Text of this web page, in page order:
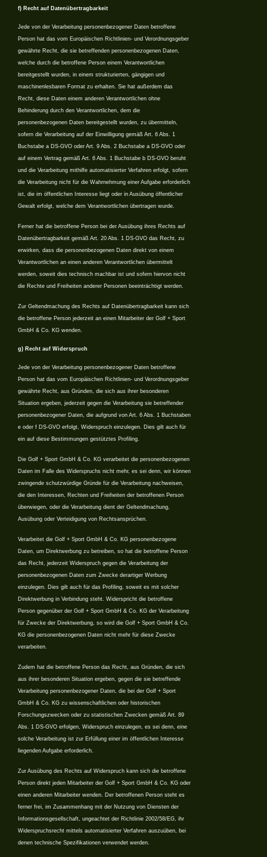
f) Recht auf Datenübertragbarkeit
Jede von der Verarbeitung personenbezogener Daten betroffene
Person hat das vom Europäischen Richtlinien- und Verordnungsgeber
gewährte Recht, die sie betreffenden personenbezogenen Daten,
welche durch die betroffene Person einem Verantwortlichen
bereitgestellt wurden, in einem strukturierten, gängigen und
maschinenlesbaren Format zu erhalten. Sie hat außerdem das
Recht, diese Daten einem anderen Verantwortlichen ohne
Behinderung durch den Verantwortlichen, dem die
personenbezogenen Daten bereitgestellt wurden, zu übermitteln,
sofern die Verarbeitung auf der Einwilligung gemäß Art. 6 Abs. 1
Buchstabe a DS-GVO oder Art. 9 Abs. 2 Buchstabe a DS-GVO oder
auf einem Vertrag gemäß Art. 6 Abs. 1 Buchstabe b DS-GVO beruht
und die Verarbeitung mithilfe automatisierter Verfahren erfolgt, sofern
die Verarbeitung nicht für die Wahrnehmung einer Aufgabe erforderlich
ist, die im öffentlichen Interesse liegt oder in Ausübung öffentlicher
Gewalt erfolgt, welche dem Verantwortlichen übertragen wurde.
Ferner hat die betroffene Person bei der Ausübung ihres Rechts auf
Datenübertragbarkeit gemäß Art. 20 Abs. 1 DS-GVO das Recht, zu
erwirken, dass die personenbezogenen Daten direkt von einem
Verantwortlichen an einen anderen Verantwortlichen übermittelt
werden, soweit dies technisch machbar ist und sofern hiervon nicht
die Rechte und Freiheiten anderer Personen beeinträchtigt werden.
Zur Geltendmachung des Rechts auf Datenübertragbarkeit kann sich
die betroffene Person jederzeit an einen Mitarbeiter der Golf + Sport
GmbH & Co. KG wenden.
g) Recht auf Widerspruch
Jede von der Verarbeitung personenbezogener Daten betroffene
Person hat das vom Europäischen Richtlinien- und Verordnungsgeber
gewährte Recht, aus Gründen, die sich aus ihrer besonderen
Situation ergeben, jederzeit gegen die Verarbeitung sie betreffender
personenbezogener Daten, die aufgrund von Art. 6 Abs. 1 Buchstaben
e oder f DS-GVO erfolgt, Widerspruch einzulegen. Dies gilt auch für
ein auf diese Bestimmungen gestütztes Profiling.
Die Golf + Sport GmbH & Co. KG verarbeitet die personenbezogenen
Daten im Falle des Widerspruchs nicht mehr, es sei denn, wir können
zwingende schutzwürdige Gründe für die Verarbeitung nachweisen,
die den Interessen, Rechten und Freiheiten der betroffenen Person
überwiegen, oder die Verarbeitung dient der Geltendmachung,
Ausübung oder Verteidigung von Rechtsansprüchen.
Verarbeitet die Golf + Sport GmbH & Co. KG personenbezogene
Daten, um Direktwerbung zu betreiben, so hat die betroffene Person
das Recht, jederzeit Widerspruch gegen die Verarbeitung der
personenbezogenen Daten zum Zwecke derartiger Werbung
einzulegen. Dies gilt auch für das Profiling, soweit es mit solcher
Direktwerbung in Verbindung steht. Widerspricht die betroffene
Person gegenüber der Golf + Sport GmbH & Co. KG der Verarbeitung
für Zwecke der Direktwerbung, so wird die Golf + Sport GmbH & Co.
KG die personenbezogenen Daten nicht mehr für diese Zwecke
verarbeiten.
Zudem hat die betroffene Person das Recht, aus Gründen, die sich
aus ihrer besonderen Situation ergeben, gegen die sie betreffende
Verarbeitung personenbezogener Daten, die bei der Golf + Sport
GmbH & Co. KG zu wissenschaftlichen oder historischen
Forschungszwecken oder zu statistischen Zwecken gemäß Art. 89
Abs. 1 DS-GVO erfolgen, Widerspruch einzulegen, es sei denn, eine
solche Verarbeitung ist zur Erfüllung einer im öffentlichen Interesse
liegenden Aufgabe erforderlich.
Zur Ausübung des Rechts auf Widerspruch kann sich die betroffene
Person direkt jeden Mitarbeiter der Golf + Sport GmbH & Co. KG oder
einen anderen Mitarbeiter wenden. Der betroffenen Person steht es
ferner frei, im Zusammenhang mit der Nutzung von Diensten der
Informationsgesellschaft, ungeachtet der Richtlinie 2002/58/EG, ihr
Widerspruchsrecht mittels automatisierter Verfahren auszuüben, bei
denen technische Spezifikationen verwendet werden.